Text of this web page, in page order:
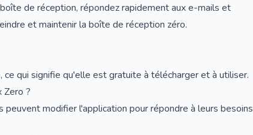
de réception, répondez rapidement aux e-mails et
et maintenir la boîte de réception zéro.
ce qui signifie qu'elle est gratuite à télécharger et à utiliser.
Zero ?
modifier l'application pour répondre à leurs besoins